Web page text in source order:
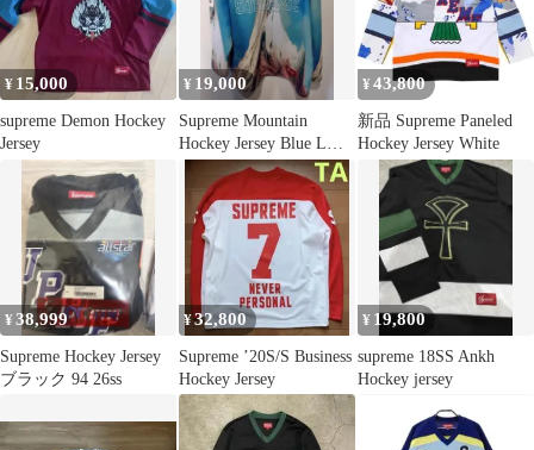
¥ 15,000
supreme Demon Hockey
Jersey
¥ 19,000
Supreme Mountain
Hockey Jersey Blue Lサ
イズ
¥ 43,800
新品 Supreme Paneled
Hockey Jersey White
¥38,999
Supreme Hockey Jersey
ブラック 94 26ss
¥32,800
Supreme ’20S/S Business
Hockey Jersey
¥ 19,800
supreme 18SS Ankh
Hockey jersey